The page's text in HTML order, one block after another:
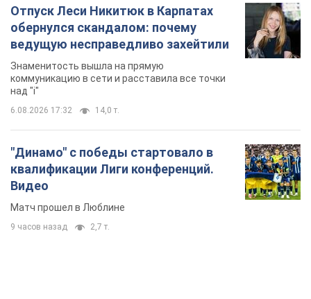
Отпуск Леси Никитюк в Карпатах
обернулся скандалом: почему
ведущую несправедливо захейтили
Знаменитость вышла на прямую
коммуникацию в сети и расставила все точки
над "i"
6.08.2026 17:32 14,0 т.
"Динамо" с победы стартовало в
квалификации Лиги конференций.
Видео
Матч прошел в Люблине
9 часов назад 2,7 т.